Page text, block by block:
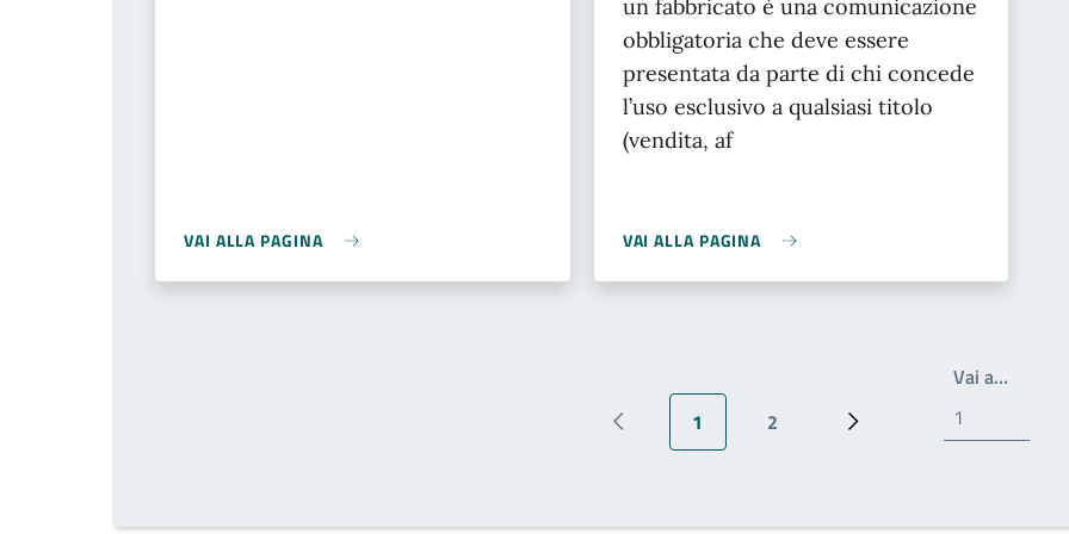
VAI ALLA PAGINA
un fabbricato è una comunicazione
obbligatoria che deve essere
presentata da parte di chi concede
l’uso esclusivo a qualsiasi titolo
(vendita, af
VAI ALLA PAGINA
Pagina precedente
Pagina attuale
1
Pagina
2
Prossima pagina
Vai a…Write